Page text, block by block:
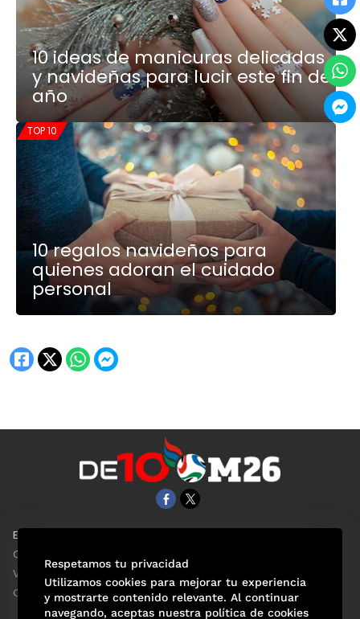
10 ideas de manicuras delicadas
y navideñas para lucir este fin de
año
TOP 10
10 regalos navideños para
quienes adoran el cuidado
personal
EL UNIVERSAL
Clase
ViveUSA
Confabulario
Respetamos tu privacidad
Utilizamos cookies para mejorar tu experiencia
y mostrarte contenido relevante. Al continuar
navegando, aceptas nuestra política de cookies